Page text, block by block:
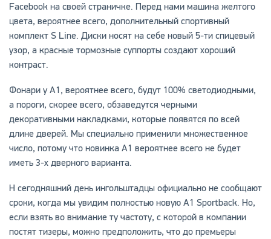
Facebook на своей страничке. Перед нами машина желтого
цвета, вероятнее всего, дополнительный спортивный
комплект S Line. Диски носят на себе новый 5-ти спицевый
узор, а красные тормозные суппорты создают хороший
контраст.
Фонари у A1, вероятнее всего, будут 100% светодиодными,
а пороги, скорее всего, обзаведутся черными
декоративными накладками, которые появятся по всей
длине дверей. Мы специально применили множественное
число, потому что новинка A1 вероятнее всего не будет
иметь 3-х дверного варианта.
Н сегодняшний день ингольштадцы официально не сообщают
сроки, когда мы увидим полностью новую A1 Sportback. Но,
если взять во внимание ту частоту, с которой в компании
постят тизеры, можно предположить, что до премьеры